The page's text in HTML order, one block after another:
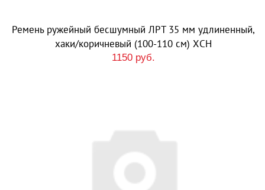
Ремень ружейный бесшумный ЛРТ 35 мм удлиненный,
хаки/коричневый (100-110 см) ХСН
1150 руб.